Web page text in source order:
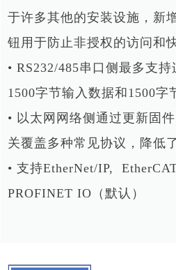
于许多其他的安装设施，新
钮用于 防止非授权的访问和
• RS232/485串口侧最多支
1500字节输入数据和1500字
• 以太网网络侧通过更新固
关覆盖多种常见协议，降低
• 支持EtherNet/IP,
PROFINET IO（默认）